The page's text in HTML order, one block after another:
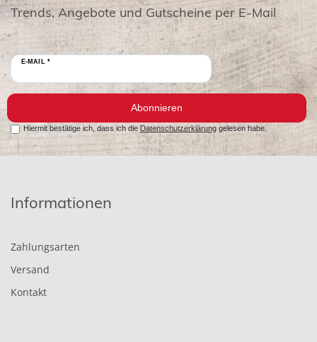
Trends, Angebote und Gutscheine per E-Mail
E-MAIL *
Abonnieren
Hiermit bestätige ich, dass ich dieDatenschutzerklärunggelesen habe.
Informationen
Zahlungsarten
Versand
Kontakt